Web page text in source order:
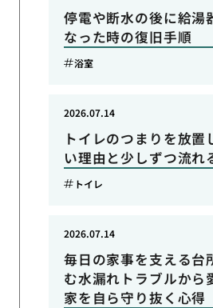
停電や断水の後に給湯
なった時の復旧手順
浴室
トイレのつまりを放置
い理由と少しずつ流れ
2026.07.14
トイレ
毎日の家事を支える台
む水漏れトラブルから
家を自ら守り抜く心得
2026.07.14